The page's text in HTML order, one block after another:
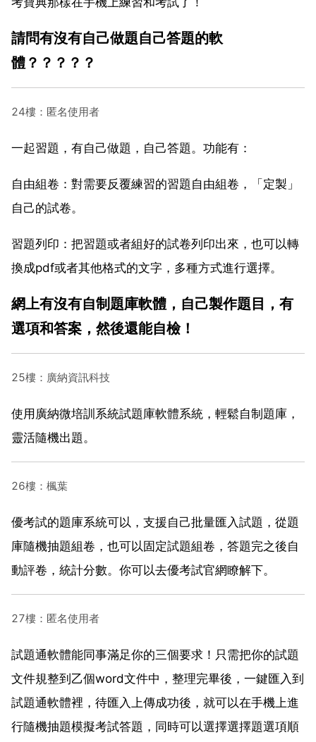
請問有沒有自己做題自己答題的軟
體？？？？？
24樓：匿名使用者
一起習題，有自己做題，自己答題。功能有：
自由組卷：對需要反覆練習的習題自由組卷，「定製」
自己的試卷。
習題列印：把習題或者組好的試卷列印出來，也可以轉
換成pdf或者其他格式的文字，多種方式進行選擇。
網上有沒有自制題庫軟體，自己製作題目，有
選項和答案，然後還能自檢！
25樓：廣納資訊科技
使用廣納微培訓系統試題庫軟體系統，輕鬆自制題庫，
靈活隨機出題。
26樓：楓葉
優考試的題庫系統可以，支援自己批量匯入試題，從題
庫隨機抽題組卷，也可以固定試題組卷，答題完之後自
動評卷，統計分數。你可以去優考試官網瞭解下。
27樓：匿名使用者
試題通軟體能同事滿足你的三個要求！只需把你的試題
文件規整到乙個word文件中，整理完畢後，一鍵匯入到
試題通軟體裡，待匯入上傳成功後，就可以在手機上進
行隨機抽題模擬考試答題，同時可以選擇選擇題選項順